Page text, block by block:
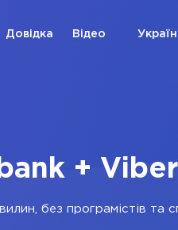
Довідка Відео
+ Viber
без програмістів та